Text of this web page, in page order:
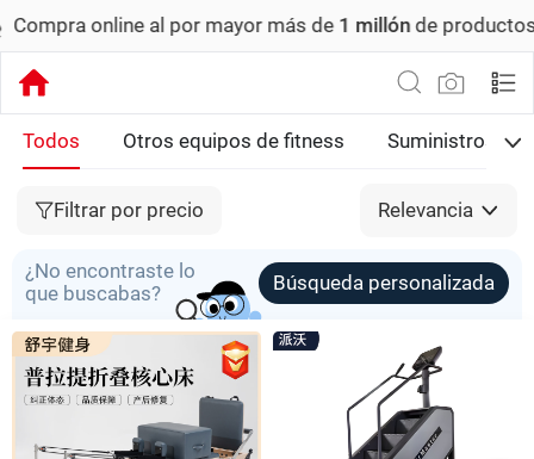
al por mayor más de1 millónde productos. Pedido
Todos Otros equipos de fitness Suministros de
Filtrar por precio Relevancia
¿No encontraste lo
que buscabas?
Búsqueda personalizada